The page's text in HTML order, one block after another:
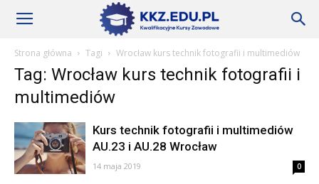
Szkoły
KKZ
Strona główna Tagi Wrocław kurs technik fotografii i multimediów
Tag: Wrocław kurs technik fotografii i
multimediów
Kurs technik fotografii i multimediów
AU.23 i AU.28 Wrocław
14 maja 2019 0